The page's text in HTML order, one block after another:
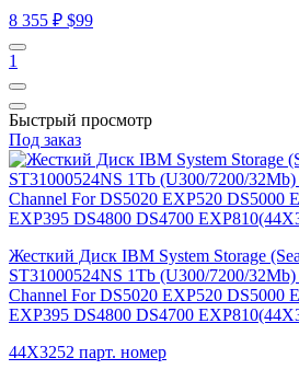
8 355 ₽ $99
1
Быстрый просмотр
Под заказ
Жесткий Диск IBM System Storage
ST31000524NS 1Tb (U300/7200/
Channel For DS5020 EXP520 DS5000
EXP395 DS4800 DS4700
44X3252 парт. номер